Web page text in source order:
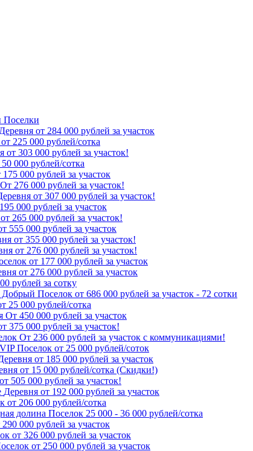
Поселки
Деревня от 284 000 рублей за участок
от 225 000 рублей/сотка
от 303 000 рублей за участок!
50 000 рублей/сотка
175 000 рублей за участок
От 276 000 рублей за участок!
от 307 000 рублей за участок!
000 рублей за участок
от 265 000 рублей за участок!
555 000 рублей за участок
от 355 000 рублей за участок!
от 276 000 рублей за участок!
от 177 000 рублей за участок
от 276 000 рублей за участок
рублей за сотку
Добрый Поселок от 686 000 рублей за участок - 72 сотки
25 000 рублей/сотка
От 450 000 рублей за участок
375 000 рублей за участок!
От 236 000 рублей за участок с коммуникациями!
Поселок от 25 000 рублей/соток
от 185 000 рублей за участок
от 15 000 рублей/сотка (Скидки!)
от 505 000 рублей за участок!
Деревня от 192 000 рублей за участок
от 206 000 рублей/сотка
долина Поселок 25 000 - 36 000 рублей/сотка
290 000 рублей за участок
от 326 000 рублей за участок
от 250 000 рублей за участок